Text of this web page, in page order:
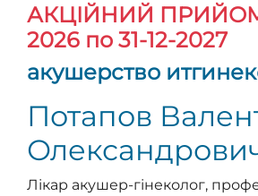
АКЦІЙНИЙ
2026 по 31-12-2027
акушерство
Потапов
Лікар акушер-гінеколог,